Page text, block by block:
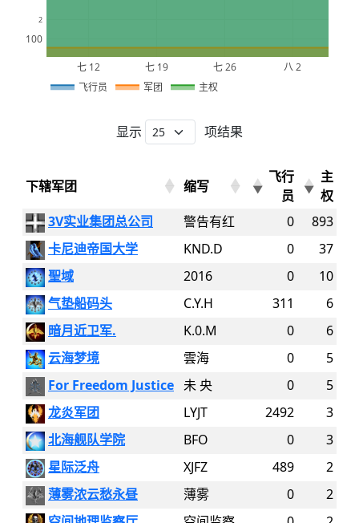
七 12
2026
七 19 七 26 八 2
100
2
飞行员 军团 主权
显示 项结果
下辖军团 缩写
飞行
员
主
权
3V实业集团总公司
警告有红 0
893
卡尼迪帝国大学
KND.D 0
37
聖域
2016 0
10
气垫船码头
C.Y.H 311
6
暗月近卫军.
K.0.M 0
6
云海梦境
雲海 0
5
For Freedom Justice 未 央 0
5
龙炎军团
LYJT 2492
3
北海舰队学院
BFO 0
3
星际泛舟
XJFZ 489
2
薄雾浓云愁永昼
薄雾 0
2